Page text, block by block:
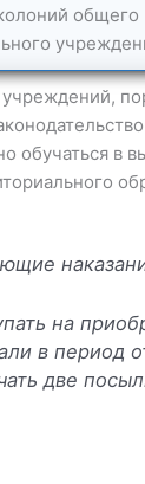
в
на
в период
две